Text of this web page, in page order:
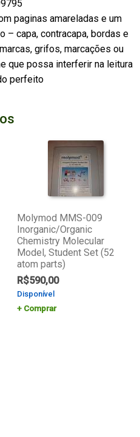
paginas amareladas e um
– capa, contracapa, bordas e
grifos, marcações ou
que possa interferir na leitura
perfeito
Molymod MMS-009
Inorganic/Organic
Chemistry Molecular
Model, Student Set (52
atom parts)
R$590,00
Disponível
Comprar